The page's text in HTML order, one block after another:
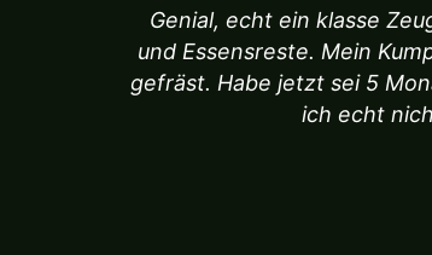
Genial, echt ein klasse
und Essensreste. Mein
gefräst. Habe jetzt sei 5
ich echt